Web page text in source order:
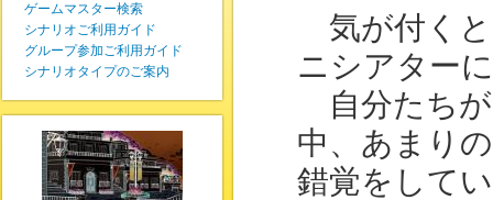
気が付くと
ニシアター
自分たちが
中、あまり
錯覚をして
ゲームマスター検索
シナリオご利用ガイド
グループ参加ご利用ガイド
シナリオタイプのご案内